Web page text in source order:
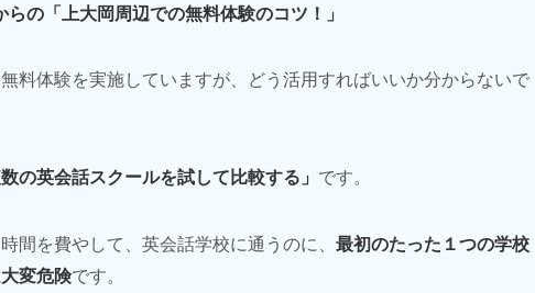
の「上大岡周辺での無料体験のコツ！」
料体験を実施していますが、どう活用すればいいか分からないで
の英会話スクールを試して比較する」 です。
間を費やして、英会話学校に通うのに、 最初のたった１つの学校
変危険です。